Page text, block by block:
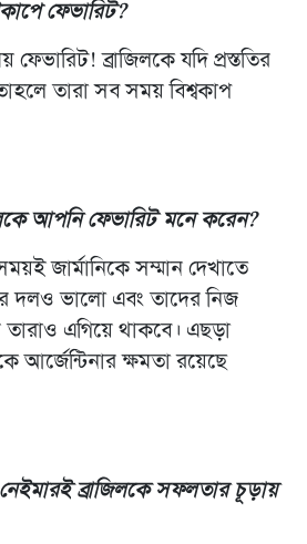
ফেভারিট?
ফেভারিট! ব্রাজিলকে যদি প্রস্ততির
তারা সব সময় বিশ্বকাপ
আপনি ফেভারিট মনে করেন?
জার্মানিকে সম্মান দেখাতে
দলও ভালো এবং তাদের নিজ
তারাও এগিয়ে থাকবে। এছড়া
আর্জেন্টিনার ক্ষমতা রয়েছে
ব্রাজিলকে সফলতার চূড়ায়